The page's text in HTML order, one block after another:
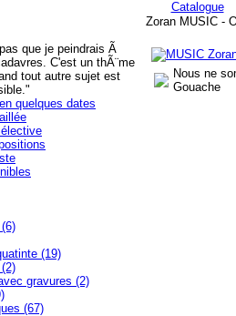
Catalogue
que je peindrais Ã
C'est un thÃ¨me
tout autre sujet est
quelques dates
(19)
gravures (2)
(67)
Zoran MUSIC -
Nous ne
Gouache